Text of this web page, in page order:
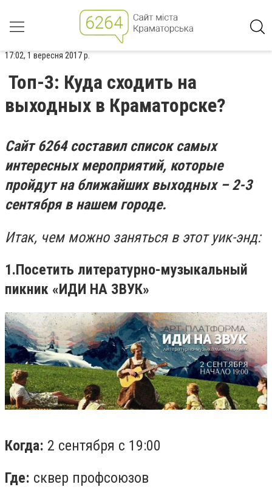
17:02, 1 вересня 2017 р.
Топ-3: Куда сходить на
выходных в Краматорске?
Сайт 6264 составил список самых
интересных мероприятий, которые
пройдут на ближайших выходных – 2-3
сентября в нашем городе.
Итак, чем можно заняться в этот уик-энд:
1.Посетить литературно-музыкальный
пикник «ИДИ НА ЗВУК»
Когда: 2 сентября с 19:00
Где: сквер профсоюзов